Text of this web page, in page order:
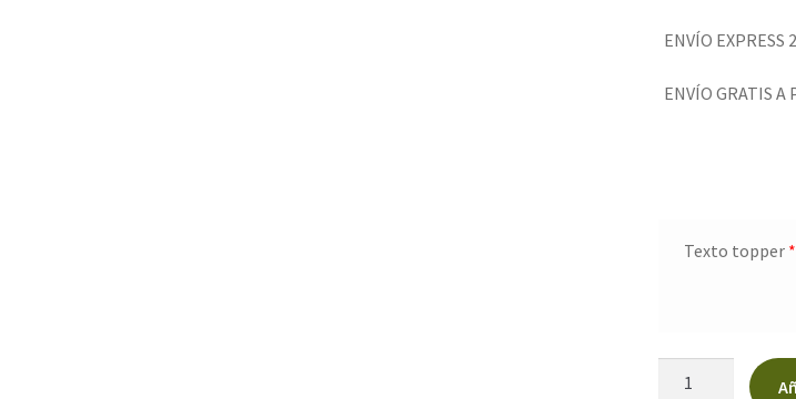
ENVÍO EXPRESS
ENVÍO GRATIS A
Texto topper *